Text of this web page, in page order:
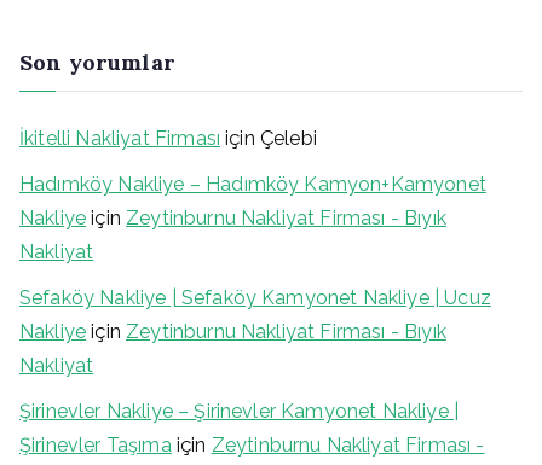
Son yorumlar
İkitelli Nakliyat Firması için Çelebi
Hadımköy Nakliye – Hadımköy Kamyon+Kamyonet
Nakliye için Zeytinburnu Nakliyat Firması - Bıyık
Nakliyat
Sefaköy Nakliye | Sefaköy Kamyonet Nakliye | Ucuz
Nakliye için Zeytinburnu Nakliyat Firması - Bıyık
Nakliyat
Şirinevler Nakliye – Şirinevler Kamyonet Nakliye |
Şirinevler Taşımaiçin Zeytinburnu Nakliyat Firması -